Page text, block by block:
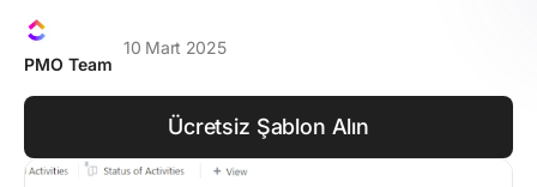
PMO Team
10 Mart 2025
Ücretsiz Şablon Alın